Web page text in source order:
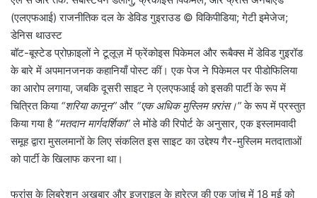
(एलएफआई) राजनीतिक दल के डेविड गुइराउड © विकिपीडिया; गेटी इमेजेज;
डेनिस थाउस्ट
बॉट-बूस्टेड प्रोफ़ाइलों ने टूलूज़ में फ्रेंकोइस पिकेमल और रूबैक्स में डेविड गुइरॉड
के बारे में अपमानजनक कहानियाँ पोस्ट कीं। एक पेज ने पिकेमल पर पीडोफिलिया
का आरोप लगाया, जबकि दूसरी साइट ने एलएफआई को इसकी पार्टी के रूप में
चित्रित किया “शरिया कानून” और “एक अधिक मुस्लिम फ़्रांस।”के रूप में प्रस्तुत
किया गया है “मतदान मार्गदर्शिका”ले मोंडे की रिपोर्ट के अनुसार, एक इस्लामवादी
समूह द्वारा मुसलमानों के लिए संकलित इस साइट का उद्देश्य गैर-मुस्लिम मतदाताओं
को पार्टी के खिलाफ करना था।
फ्रांस के लिबरेशन अखबार और इज़राइल के हारेत्ज़ की एक जांच में 18 मई को